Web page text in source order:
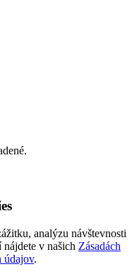
analýzu návštevnosti
v našich Zásadách
údajov.